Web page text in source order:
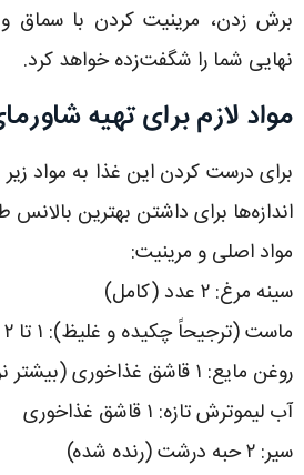
برش زدن، مرینیت کردن با سماق و
نهایی شما را شگفت‌زده خواهد کرد.
مواد لازم برای تهیه
برای درست کردن این غذا به مواد زیر
اندازه‌ها برای داشتن بهترین
مواد اصلی و مرینیت:
سینه مرغ: ۲ عدد (کامل)
ماست (ترجیحاً چکیده و غلیظ): ۱ تا ۲ قاشق غذاخوری سرپر
روغن مایع: ۱ قاشق غذاخوری (بیشتر نریزید تا در فر چکه نکند)
آب لیموترش تازه: ۱ قاشق غذاخوری
سیر: ۲ حبه درشت (رنده شده)